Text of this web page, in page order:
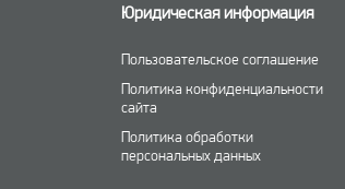
Юридическая информация
Пользовательское соглашение
Политика конфиденциальности
сайта
Политика обработки
персональных данных